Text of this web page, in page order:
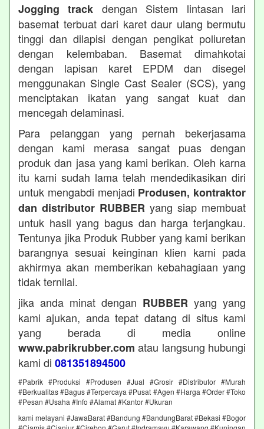
Jogging track dengan Sistem lintasan lari
basemat terbuat dari karet daur ulang bermutu
tinggi dan dilapisi dengan pengikat poliuretan
dengan kelembaban. Basemat dimahkotai
dengan lapisan karet EPDM dan disegel
menggunakan Single Cast Sealer (SCS), yang
menciptakan ikatan yang sangat kuat dan
mencegah delaminasi.
Para pelanggan yang pernah bekerjasama
dengan kami merasa sangat puas dengan
produk dan jasa yang kami berikan. Oleh karna
itu kami sudah lama telah mendedikasikan diri
untuk mengabdi menjadi Produsen, kontraktor
dan distributor RUBBER yang siap membuat
untuk hasil yang bagus dan harga terjangkau.
Tentunya jika Produk Rubber yang kami berikan
barangnya sesuai keinginan klien kami pada
akhirmya akan memberikan kebahagiaan yang
tidak ternilai.
jika anda minat dengan RUBBER yang yang
kami ajukan, anda tepat datang di situs kami
yang berada di media online
www.pabrikrubber.com atau langsung hubungi
kami di 081351894500
#Pabrik #Produksi #Produsen #Jual #Grosir #Distributor #Murah
#Berkualitas #Bagus #Terpercaya #Pusat #Agen #Harga #Order #Toko
#Pesan #Usaha #Info #Alamat #Kantor #Ukuran
kami melayani #JawaBarat #Bandung #BandungBarat #Bekasi #Bogor